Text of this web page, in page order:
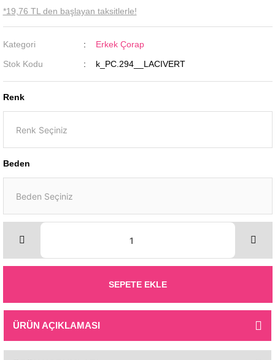
*19,76 TL den başlayan taksitlerle!
Kategori
Erkek Çorap
Stok Kodu
k_PC.294__LACIVERT
Renk
Beden
SEPETE EKLE
ÜRÜN AÇIKLAMASI